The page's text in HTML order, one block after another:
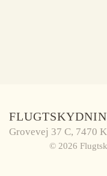
Grovevej 37 C, 7470
© 2026